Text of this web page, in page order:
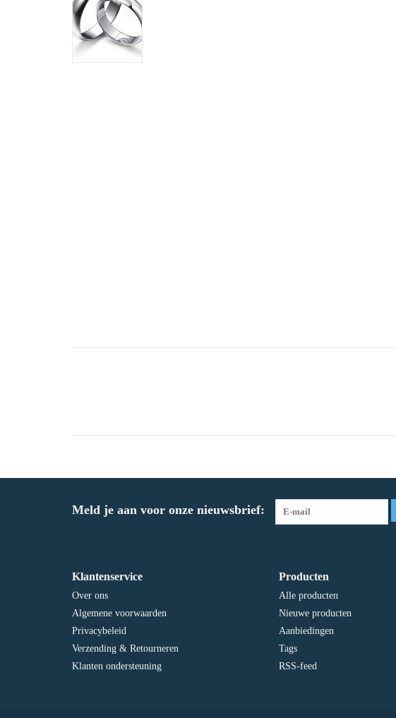
Meld je aan voor onze nieuwsbrief:
Klantenservice
Over ons
Algemene voorwaarden
Privacybeleid
Verzending & Retourneren
Klanten ondersteuning
Producten
Alle producten
Nieuwe producten
Aanbiedingen
Tags
RSS-feed